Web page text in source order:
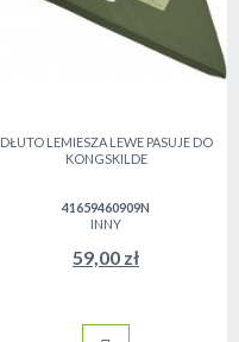
DŁUTO LEMIESZA LEWE PASUJE DO
KONGSKILDE
41659460909N
INNY
59,00 zł